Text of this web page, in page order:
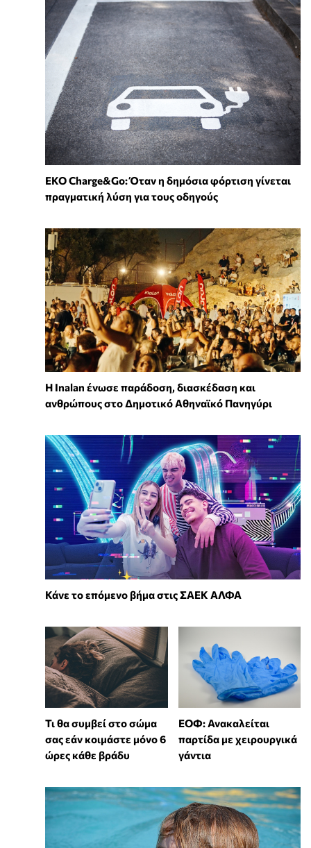
EKO Charge&Go: Όταν η δημόσια φόρτιση γίνεται
πραγματική λύση για τους οδηγούς
Η Inalan ένωσε παράδοση, διασκέδαση και
ανθρώπους στο Δημοτικό Αθηναϊκό Πανηγύρι
Κάνε το επόμενο βήμα στις ΣΑΕΚ ΑΛΦΑ
Τι θα συμβεί στο σώμα
σας εάν κοιμάστε μόνο 6
ώρες κάθε βράδυ
ΕΟΦ: Ανακαλείται
παρτίδα με χειρουργικά
γάντια